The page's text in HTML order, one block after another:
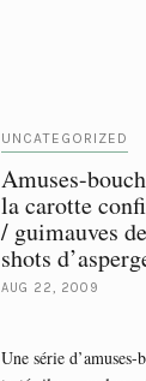
UNCATEGORIZED
Amuses-
la carotte
/ guimauves
shots
AUG 22, 2009
Une série d’amuses-